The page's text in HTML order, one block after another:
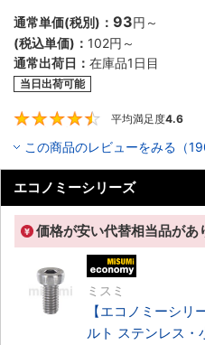
通常単価(税別)： 93円 ～
(税込単価)： 102円 ～
通常出荷日： 在庫品1日目
当日出荷可能
平均満足度4.6
この商品のレビューをみる（
エコノミーシリーズ
価格が安い代替相当品があ
ミスミ
【エコノミーシリーズ】 低頭六
ルト ステンレス・